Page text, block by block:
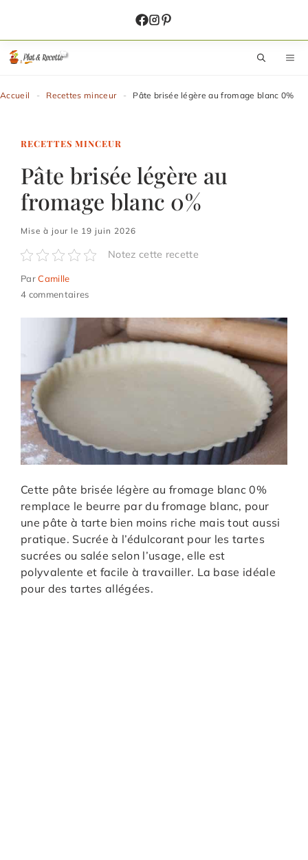
contenu
Accueil - Recettes minceur - Pâte brisée légère au fromage blanc 0%
RECETTES MINCEUR
Pâte brisée légère au
fromage blanc 0%
Mise à jour le 19 juin 2026
Notez cette recette
ParCamille
4 commentaires
Cette pâte brisée légère au fromage blanc 0%
remplace le beurre par du fromage blanc, pour
une pâte à tarte bien moins riche mais tout aussi
pratique. Sucrée à l’édulcorant pour les tartes
sucrées ou salée selon l’usage, elle est
polyvalente et facile à travailler. La base idéale
pour des tartes allégées.